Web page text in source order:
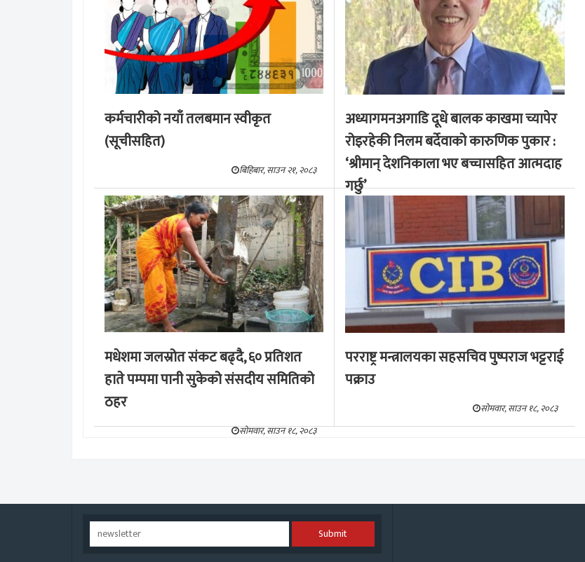
कर्मचारीको नयाँ तलबमान स्वीकृत
(सूचीसहित)
बिहिबार, साउन २१, २०८३
अध्यागमनअगाडि दूधे बालक काखमा च्यापेर
रोइरहेकी निलम बर्देवाको कारुणिक पुकार :
‘श्रीमान् देशनिकाला भए बच्चासहित आत्मदाह
गर्छु’
मङ्लबार, साउन १९, २०८३
मधेशमा जलस्रोत संकट बढ्दै, ६० प्रतिशत
हाते पम्पमा पानी सुकेको संसदीय समितिको
ठहर
सोमवार, साउन १८, २०८३
परराष्ट्र मन्त्रालयका सहसचिव पुष्पराज भट्टराई
पक्राउ
सोमवार, साउन १८, २०८३
Submit